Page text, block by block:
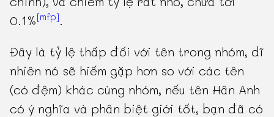
0.1%[mfp].
Đây là tỷ lệ thấp đối với tên trong nhóm, dĩ
nhiên nó sẽ hiếm gặp hơn so với các tên
(có đệm) khác cùng nhóm, nếu tên Hân Anh
có ý nghĩa và phân biệt giới tốt, bạn đã có